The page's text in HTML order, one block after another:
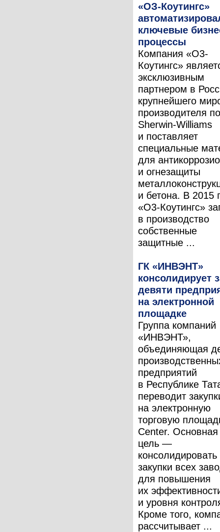
«ОЗ-Коутингс»
ключевые
процессы
Компания «О3-
Коутингс»
эксклюзивным
партнером в
крупнейшего
производителя
Sherwin-Williams
и поставляет
специальные
для
и огнезащиты
и бетона. В 2015
«О3-Коутингс»
в производство
собственные
защитные ...
ГК «ИНВЭНТ»
консолидирует
девяти
на электронной
площадке
Группа компаний
«ИНВЭНТ»,
объединяющая
предприятий
в Республике
переводит
на электронную
торговую
Center. Основная
цель —
консолидировать
закупки всех
для повышения
их
и уровня
Кроме того,
рассчитывает ...